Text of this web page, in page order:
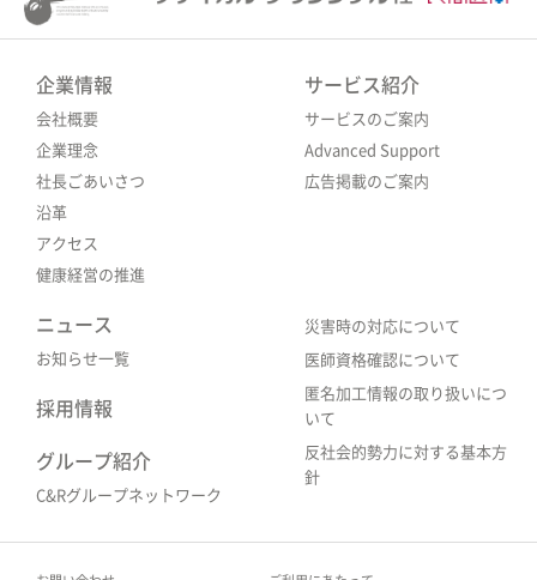
企業情報
会社概要
企業理念
社長ごあいさつ
沿革
アクセス
健康経営の推進
サービス紹介
サービスのご案内
Advanced Support
広告掲載のご案内
ニュース
お知らせ一覧
採用情報
グループ紹介
C&Rグループネットワーク
災害時の対応について
医師資格確認について
匿名加工情報の取り扱いにつ
いて
反社会的勢力に対する基本方
針